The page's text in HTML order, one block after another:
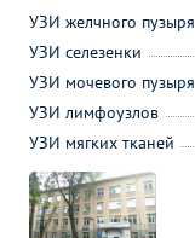
УЗИ желчного пузыря
УЗИ селезенки
УЗИ мочевого пузыря
УЗИ лимфоузлов
УЗИ мягких тканей